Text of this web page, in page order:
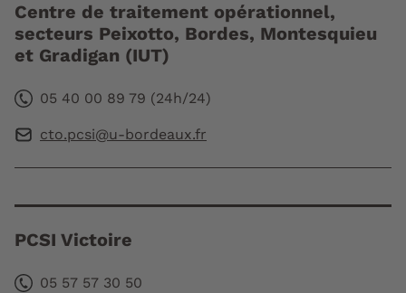
Centre de traitement opérationnel,
secteurs Peixotto, Bordes, Montesquieu
et Gradigan (IUT)
05 40 00 89 79 (24h/24)
cto.pcsi@u-bordeaux.fr
PCSI Victoire
05 57 57 30 50